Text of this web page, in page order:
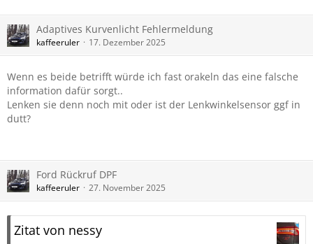
Adaptives Kurvenlicht Fehlermeldung
kaffeeruler 17. Dezember 2025
Wenn es beide betrifft würde ich fast orakeln das eine falsche
information dafür sorgt..
Lenken sie denn noch mit oder ist der Lenkwinkelsensor ggf in
dutt?
Ford Rückruf DPF
kaffeeruler 27. November 2025
Zitat von nessy